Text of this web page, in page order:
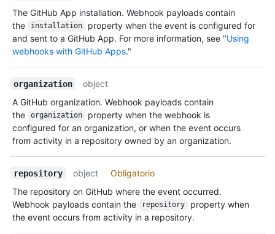
The GitHub App installation. Webhook payloads contain
the
installation
property when the event is configured for
and sent to a GitHub App. For more information, see "Using
webhooks with GitHub Apps."
organization
object
A GitHub organization. Webhook payloads contain
the
organization
property when the webhook is
configured for an organization, or when the event occurs
from activity in a repository owned by an organization.
repository object
Obligatorio
The repository on GitHub where the event occurred.
Webhook payloads contain the
repository
property when
the event occurs from activity in a repository.